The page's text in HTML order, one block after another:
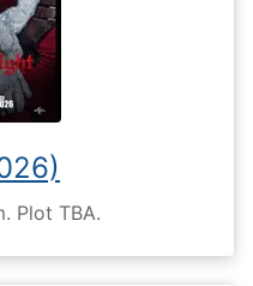
Plot TBA.